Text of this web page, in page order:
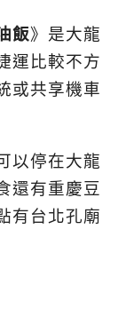
飯》是大龍
運比較不方
或共享機車
以停在大龍
還有重慶豆
有台北孔廟